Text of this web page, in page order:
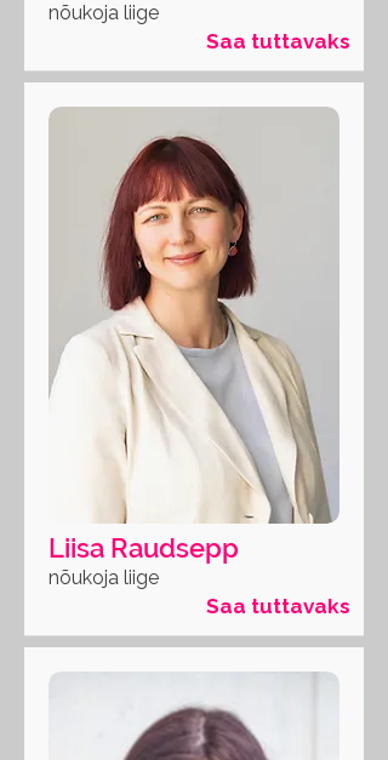
nõukoja liige
Saa tuttavaks
Liisa Raudsepp
nõukoja liige
Saa tuttavaks